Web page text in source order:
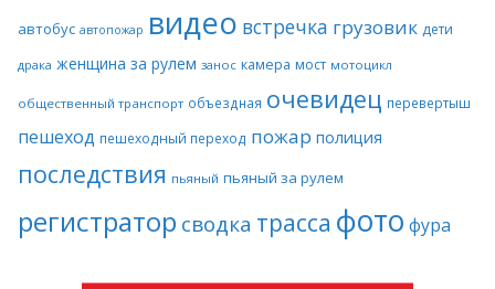
автобус автопожар видео встречка грузовик дети
драка женщина за рулем занос камера мост мотоцикл
общественный транспорт объездная очевидец перевертыш
пешеход пешеходный переход пожар полиция
последствия пьяный пьяный за рулем
регистратор сводка трасса фото фура